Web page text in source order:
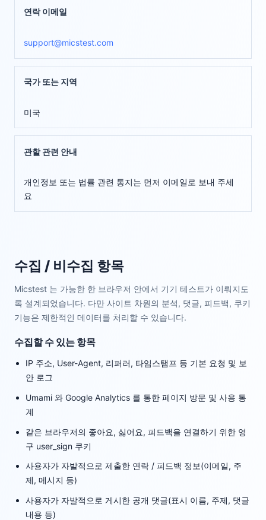
연락 이메일
support@micstest.com
국가 또는 지역
미국
관할 관련 안내
개인정보 또는 법률 관련 통지는 먼저 이메일로 보내 주세
요
수집 / 비수집 항목
Micstest 는 가능한 한 브라우저 안에서 기기 테스트가 이뤄지도
록 설계되었습니다. 다만 사이트 차원의 분석, 댓글, 피드백, 쿠키
기능은 제한적인 데이터를 처리할 수 있습니다.
수집할 수 있는 항목
IP 주소, User-Agent, 리퍼러, 타임스탬프 등 기본 요청 및 보
안 로그
Umami 와 Google Analytics 를 통한 페이지 방문 및 사용 통
계
같은 브라우저의 좋아요, 싫어요, 피드백을 연결하기 위한 영
구 user_sign 쿠키
사용자가 자발적으로 제출한 연락 / 피드백 정보(이메일, 주
제, 메시지 등)
사용자가 자발적으로 게시한 공개 댓글(표시 이름, 주제, 댓글
내용 등)